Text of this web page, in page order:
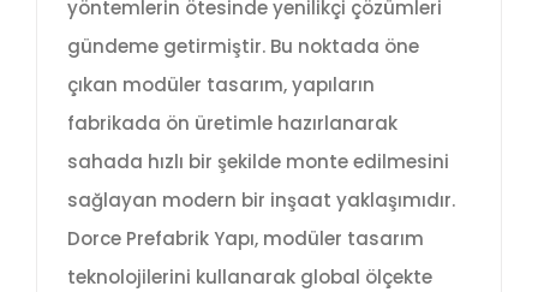
yöntemlerin ötesinde yenilikçi çözümleri
gündeme getirmiştir. Bu noktada öne
çıkan modüler tasarım, yapıların
fabrikada ön üretimle hazırlanarak
sahada hızlı bir şekilde monte edilmesini
sağlayan modern bir inşaat yaklaşımıdır.
Dorce Prefabrik Yapı, modüler tasarım
teknolojilerini kullanarak global ölçekte